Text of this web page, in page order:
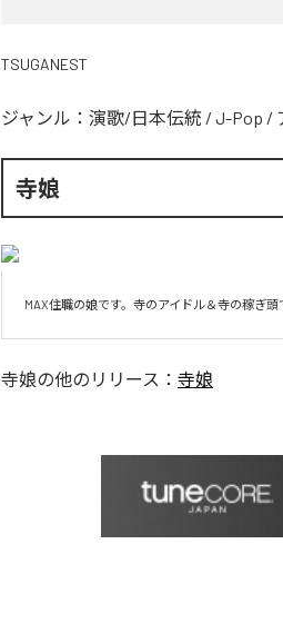
TSUGANEST
ジャンル： 演歌/日本伝統 / J-Pop /
寺娘
MAX住職の娘です。寺のアイドル＆寺の稼ぎ
寺娘の他のリリース： 寺娘